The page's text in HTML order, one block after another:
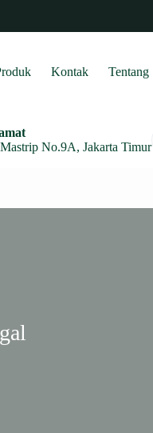
Kontak Tentang
No.9A, Jakarta Timur